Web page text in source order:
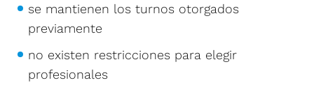
se mantienen los turnos otorgados
previamente
no existen restricciones para elegir
profesionales